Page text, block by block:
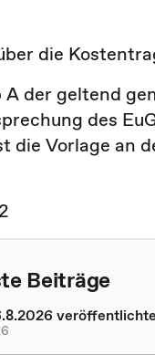
die
der geltend
des
Vorlage an
Beiträge